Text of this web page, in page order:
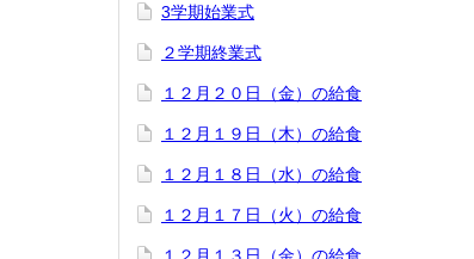
3学期始業式
２学期終業式
１２月２０日（金）の給食
１２月１９日（木）の給食
１２月１８日（水）の給食
１２月１７日（火）の給食